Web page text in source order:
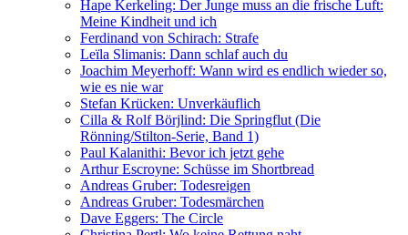
Hape Kerkeling: Der Junge muss an die frische Luft:
Meine Kindheit und ich
Ferdinand von Schirach: Strafe
Leïla Slimanis: Dann schlaf auch du
Joachim Meyerhoff: Wann wird es endlich wieder so,
wie es nie war
Stefan Krücken: Unverkäuflich
Cilla & Rolf Börjlind: Die Springflut (Die
Rönning/Stilton-Serie, Band 1)
Paul Kalanithi: Bevor ich jetzt gehe
Arthur Escroyne: Schüsse im Shortbread
Andreas Gruber: Todesreigen
Andreas Gruber: Todesmärchen
Dave Eggers: The Circle